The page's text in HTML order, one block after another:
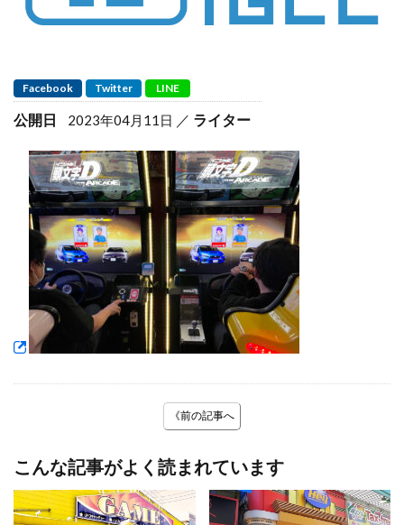
Facebook Twitter LINE
公開日 2023年04月11日 ライター
《前の記事へ
こんな記事がよく読まれています